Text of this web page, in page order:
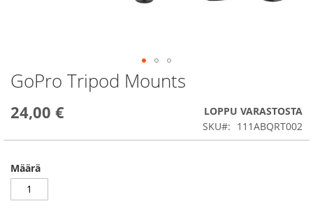
GoPro Tripod Mounts
24,00 €
LOPPU VARASTOSTA
SKU
111ABQRT002
Määrä
Skip
to
beginning
the
gallery